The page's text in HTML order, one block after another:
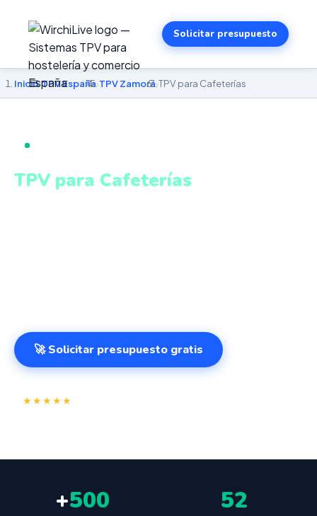
Solicitar presupuesto
Inicio›TPV España›TPV Zamora›TPV para Cafeterías
TPV para Cafeterías
🚀 Solicitar presupuesto gratis
★★★★★
+500 52